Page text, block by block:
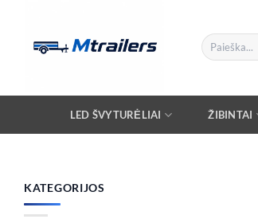
content
Ieškoti:
LED ŠVYTURĖLIAI ŽIBINTAI
KATEGORIJOS